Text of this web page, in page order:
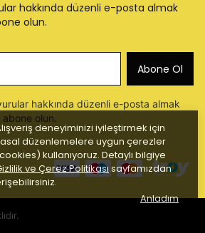
deneyiminizi iyileştirmek için
düzenlemelere uygun çerezler
kullanıyoruz. Detaylı bilgiye
ve Çerez Politikası sayfamızdan
Anladım
hakkında düzenli e-posta almak
olun.
Abone Ol
hakkında düzenli e-posta almak
olun.